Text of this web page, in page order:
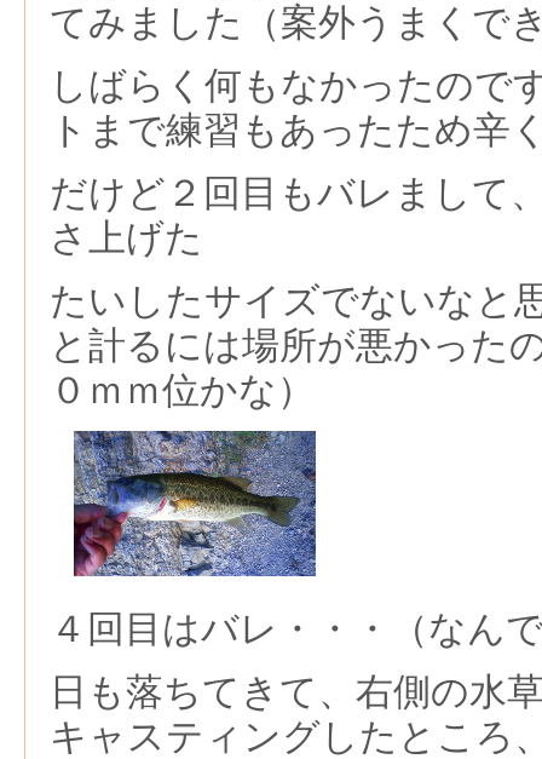
てみました（案外うまくで
しばらく何もなかったので
トまで練習もあったため辛
だけど２回目もバレまして
さ上げた
たいしたサイズでないなと
と計るには場所が悪かった
０ｍｍ位かな）
４回目はバレ・・・（なん
日も落ちてきて、右側の水
キャスティングしたところ